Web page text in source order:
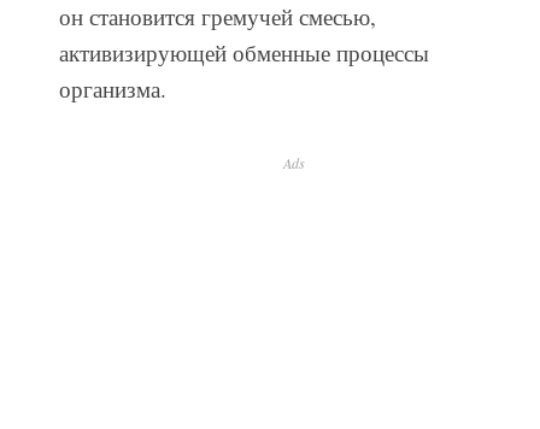
он становится гремучей смесью,
активизирующей обменные процессы
организма.
Ads